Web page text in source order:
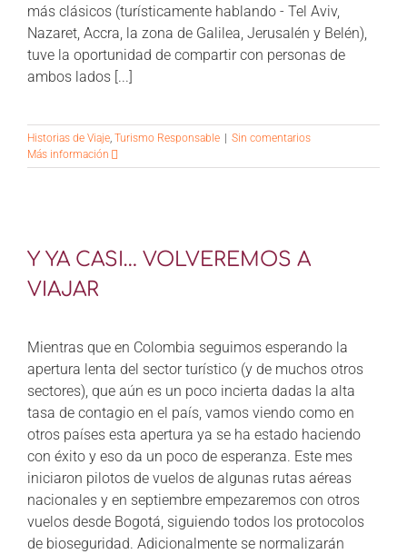
más clásicos (turísticamente hablando - Tel Aviv,
Nazaret, Accra, la zona de Galilea, Jerusalén y Belén),
tuve la oportunidad de compartir con personas de
ambos lados [...]
Historias de Viaje, Turismo Responsable
Sin comentarios
Más información
Y YA CASI… VOLVEREMOS A
VIAJAR
Mientras que en Colombia seguimos esperando la
apertura lenta del sector turístico (y de muchos otros
sectores), que aún es un poco incierta dadas la alta
tasa de contagio en el país, vamos viendo como en
otros países esta apertura ya se ha estado haciendo
con éxito y eso da un poco de esperanza. Este mes
iniciaron pilotos de vuelos de algunas rutas aéreas
nacionales y en septiembre empezaremos con otros
vuelos desde Bogotá, siguiendo todos los protocolos
de bioseguridad. Adicionalmente se normalizarán